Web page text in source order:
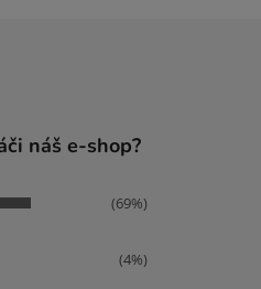
náš e-shop?
(69%)
(4%)